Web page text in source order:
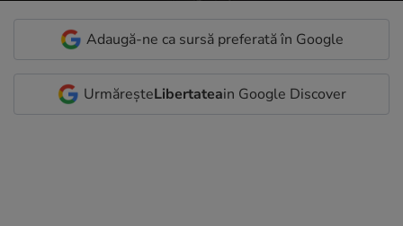
Adaugă-ne ca sursă preferată în Google
UrmăreșteLibertateain Google Discover